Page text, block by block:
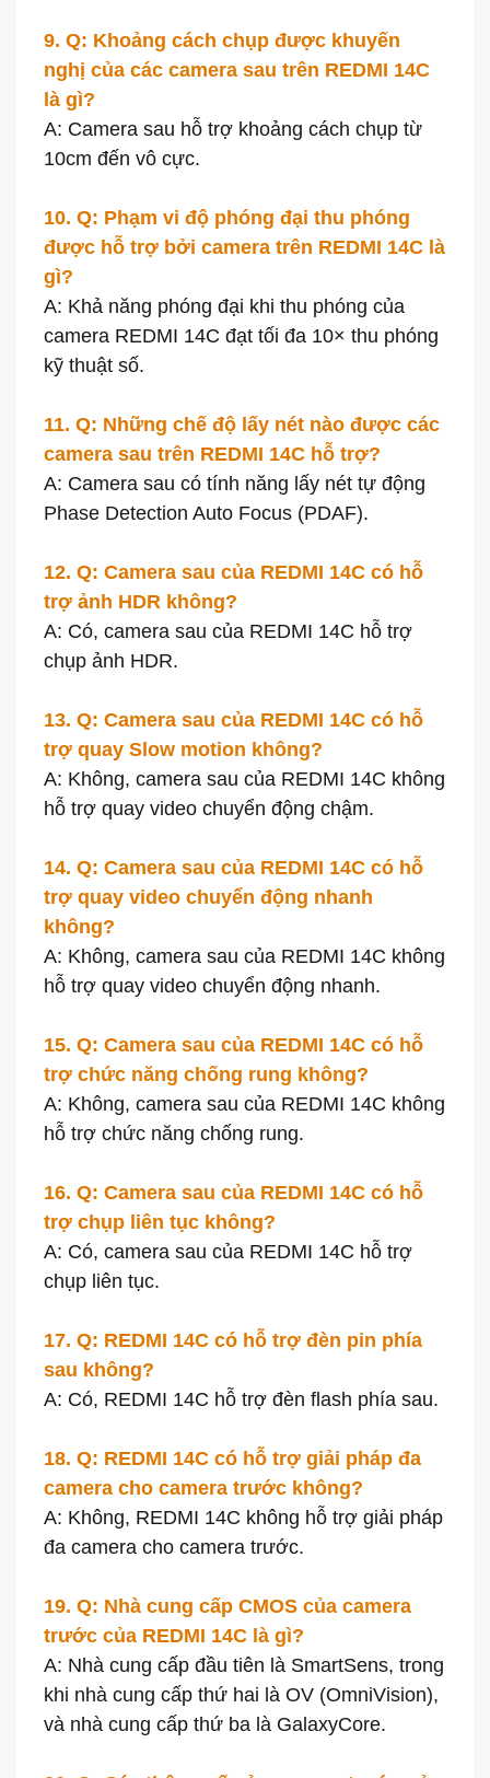
9. Q: Khoảng cách chụp được khuyến
nghị của các camera sau trên REDMI 14C
là gì?
A: Camera sau hỗ trợ khoảng cách chụp từ
10cm đến vô cực.
10. Q: Phạm vi độ phóng đại thu phóng
được hỗ trợ bởi camera trên REDMI 14C là
gì?
A: Khả năng phóng đại khi thu phóng của
camera REDMI 14C đạt tối đa 10× thu phóng
kỹ thuật số.
11. Q: Những chế độ lấy nét nào được các
camera sau trên REDMI 14C hỗ trợ?
A: Camera sau có tính năng lấy nét tự động
Phase Detection Auto Focus (PDAF).
12. Q: Camera sau của REDMI 14C có hỗ
trợ ảnh HDR không?
A: Có, camera sau của REDMI 14C hỗ trợ
chụp ảnh HDR.
13. Q: Camera sau của REDMI 14C có hỗ
trợ quay Slow motion không?
A: Không, camera sau của REDMI 14C không
hỗ trợ quay video chuyển động chậm.
14. Q: Camera sau của REDMI 14C có hỗ
trợ quay video chuyển động nhanh
không?
A: Không, camera sau của REDMI 14C không
hỗ trợ quay video chuyển động nhanh.
15. Q: Camera sau của REDMI 14C có hỗ
trợ chức năng chống rung không?
A: Không, camera sau của REDMI 14C không
hỗ trợ chức năng chống rung.
16. Q: Camera sau của REDMI 14C có hỗ
trợ chụp liên tục không?
A: Có, camera sau của REDMI 14C hỗ trợ
chụp liên tục.
17. Q: REDMI 14C có hỗ trợ đèn pin phía
sau không?
A: Có, REDMI 14C hỗ trợ đèn flash phía sau.
18. Q: REDMI 14C có hỗ trợ giải pháp đa
camera cho camera trước không?
A: Không, REDMI 14C không hỗ trợ giải pháp
đa camera cho camera trước.
19. Q: Nhà cung cấp CMOS của camera
trước của REDMI 14C là gì?
A: Nhà cung cấp đầu tiên là SmartSens, trong
khi nhà cung cấp thứ hai là OV (OmniVision),
và nhà cung cấp thứ ba là GalaxyCore.